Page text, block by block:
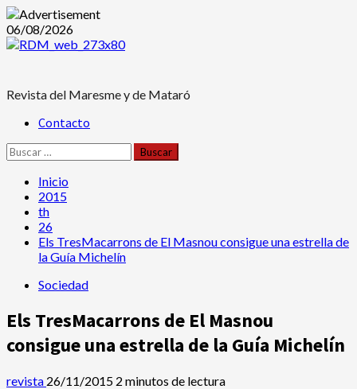
Saltar
al
06/08/2026
Revista del Maresme y de Mataró
Menú Contacto
Buscar:
Inicio
2015
th
26
Els TresMacarrons de El Masnou consigue una estrella de
la Guía Michelín
Sociedad
Els TresMacarrons de El Masnou
consigue una estrella de la Guía Michelín
revista 26/11/2015 2 minutos de lectura